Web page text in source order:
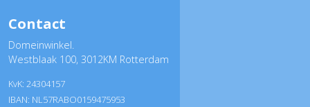
Contact
Domeinwinkel.
Westblaak 100, 3012KM Rotterdam
KvK: 24304157
IBAN: NL57RABO0159475953